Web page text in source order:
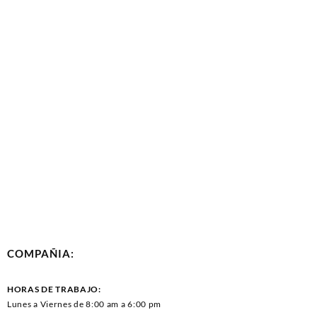
COMPAÑIA:
HORAS DE TRABAJO:
Lunes a Viernes de 8:00 am a 6:00 pm